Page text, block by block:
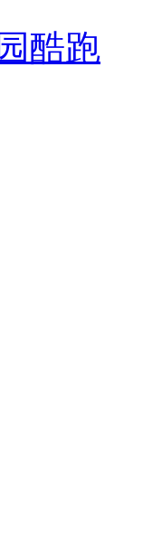
酷跑